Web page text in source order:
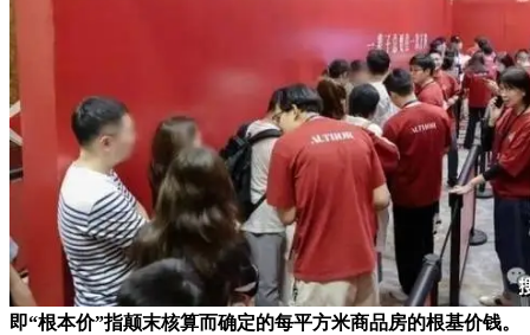
即“根本价”指颠末核算而确定的每平方米商品房的根基价钱。